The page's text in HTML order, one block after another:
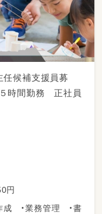
任候補支援員募
時間勤務 正社員
円
成 ・業務管理 ・書